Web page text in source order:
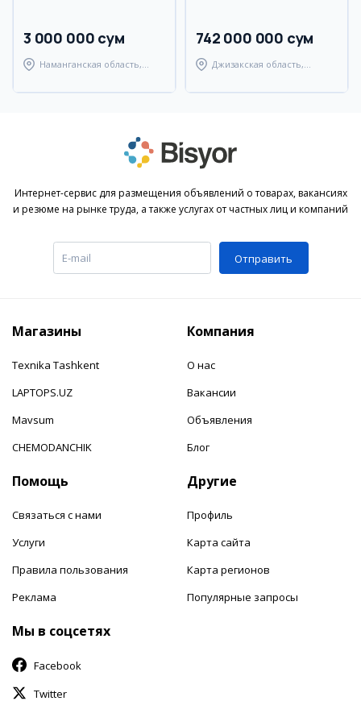
3 000 000 сум
Наманганская область,
742 000 000 сум
Джизакская область,
Интернет-сервис для размещения объявлений о товарах, вакансиях
и резюме на рынке труда, а также услугах от частных лиц и компаний
Отправить
Магазины
Texnika Tashkent
LAPTOPS.UZ
Mavsum
CHEMODANCHIK
Компания
О нас
Вакансии
Объявления
Блог
Помощь
Связаться с нами
Услуги
Правила пользования
Реклама
Другие
Профиль
Карта сайта
Карта регионов
Популярные запросы
Мы в соцсетях
Facebook
Twitter